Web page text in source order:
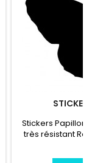
Stickers Papillon
très résistant
ans environs